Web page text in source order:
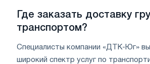
Где заказать доставку
транспортом?
Специалисты компании «ДТК-Юг»
широкий спектр услуг по